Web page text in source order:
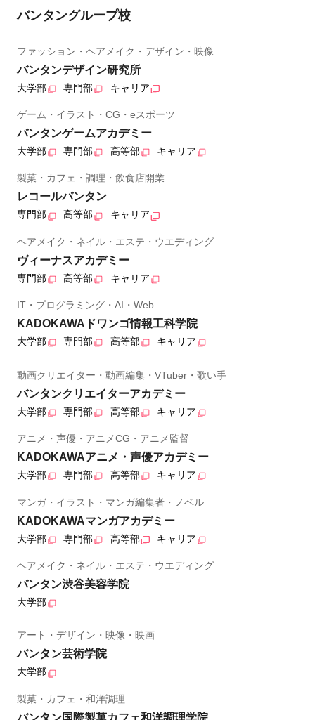
バンタングループ校
ファッション・ヘアメイク・デザイン・映像
バンタンデザイン研究所
大学部 専門部 キャリア
ゲーム・イラスト・CG・eスポーツ
バンタンゲームアカデミー
大学部 専門部 高等部 キャリア
製菓・カフェ・調理・飲食店開業
レコールバンタン
専門部 高等部 キャリア
ヘアメイク・ネイル・エステ・ウエディング
ヴィーナスアカデミー
専門部 高等部 キャリア
IT・プログラミング・AI・Web
KADOKAWAドワンゴ情報工科学院
大学部 専門部 高等部 キャリア
動画クリエイター・動画編集・VTuber・歌い手
バンタンクリエイターアカデミー
大学部 専門部 高等部 キャリア
アニメ・声優・アニメCG・アニメ監督
KADOKAWAアニメ・声優アカデミー
大学部 専門部 高等部 キャリア
マンガ・イラスト・マンガ編集者・ノベル
KADOKAWAマンガアカデミー
大学部 専門部 高等部 キャリア
ヘアメイク・ネイル・エステ・ウエディング
バンタン渋谷美容学院
大学部
アート・デザイン・映像・映画
バンタン芸術学院
大学部
製菓・カフェ・和洋調理
バンタン国際製菓カフェ和洋調理学院